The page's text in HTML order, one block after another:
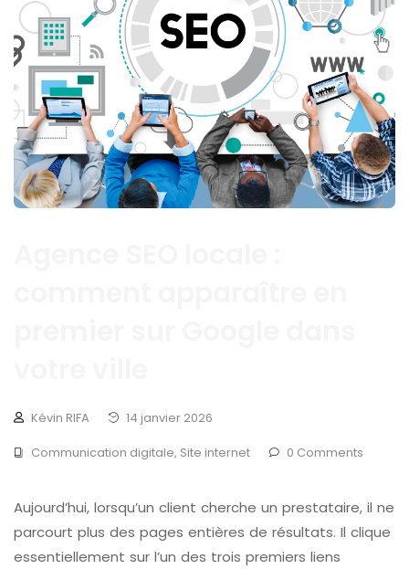
Kévin RIFA
14 janvier 2026
Communication digitale, Site internet 0 Comments
Aujourd’hui, lorsqu’un client cherche un prestataire, il ne
parcourt plus des pages entières de résultats. Il clique
essentiellement sur l’un des trois premiers liens